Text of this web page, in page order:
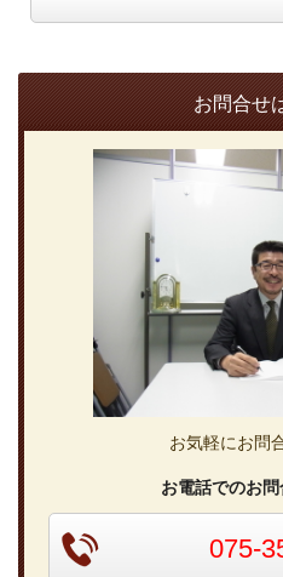
お問合せ
お気軽にお問
お電話でのお
075-